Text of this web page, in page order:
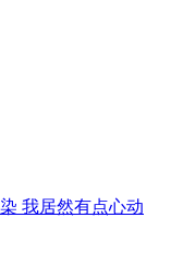
我居然有点心动